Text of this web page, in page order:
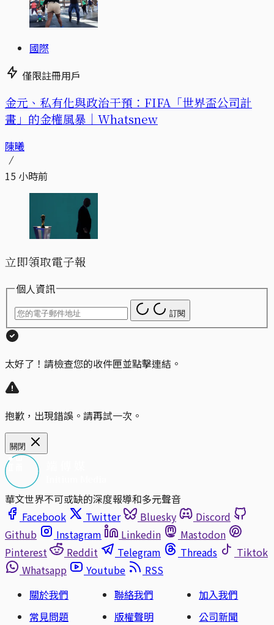
國際
僅限註冊用戶
金元、私有化與政治干預：FIFA「世界盃公司計
畫」的金權風暴｜Whatsnew
陳曦
15 小時前
立即領取電子報
個人資訊
訂閱
太好了！請檢查您的收件匣並點擊連結。
抱歉，出現錯誤。請再試一次。
關閉
華文世界不可或缺的深度報導和多元聲音
Facebook
Twitter Bluesky
Discord
Github
Instagram Linkedin
Mastodon
Pinterest
Reddit Telegram Threads
Tiktok
Whatsapp
Youtube
RSS
關於我們
聯絡我們
加入我們
常見問題
版權聲明 公司新聞